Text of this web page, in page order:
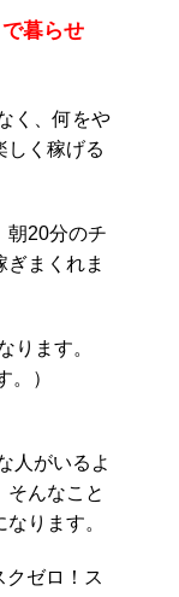
暮らせ
く、何をや
しく稼げる
朝20分のチ
ぎまくれま
ります。
。）
人がいるよ
そんなこと
ります。
クゼロ！ス